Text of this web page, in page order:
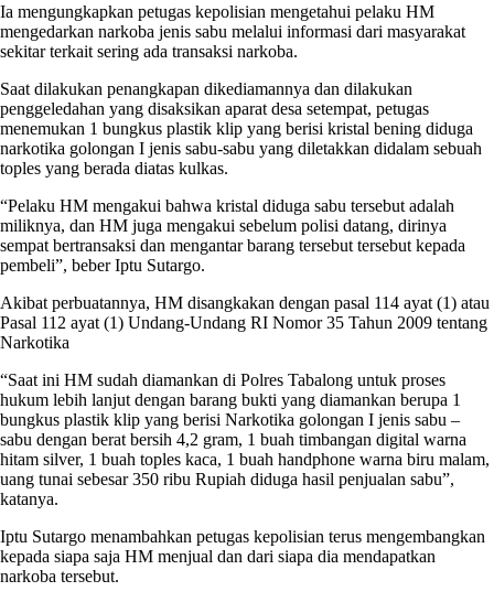
Ia mengungkapkan petugas kepolisian mengetahui pelaku HM
mengedarkan narkoba jenis sabu melalui informasi dari masyarakat
sekitar terkait sering ada transaksi narkoba.
Saat dilakukan penangkapan dikediamannya dan dilakukan
penggeledahan yang disaksikan aparat desa setempat, petugas
menemukan 1 bungkus plastik klip yang berisi kristal bening diduga
narkotika golongan I jenis sabu-sabu yang diletakkan didalam sebuah
toples yang berada diatas kulkas.
“Pelaku HM mengakui bahwa kristal diduga sabu tersebut adalah
miliknya, dan HM juga mengakui sebelum polisi datang, dirinya
sempat bertransaksi dan mengantar barang tersebut tersebut kepada
pembeli”, beber Iptu Sutargo.
Akibat perbuatannya, HM disangkakan dengan pasal 114 ayat (1) atau
Pasal 112 ayat (1) Undang-Undang RI Nomor 35 Tahun 2009 tentang
Narkotika
“Saat ini HM sudah diamankan di Polres Tabalong untuk proses
hukum lebih lanjut dengan barang bukti yang diamankan berupa 1
bungkus plastik klip yang berisi Narkotika golongan I jenis sabu –
sabu dengan berat bersih 4,2 gram, 1 buah timbangan digital warna
hitam silver, 1 buah toples kaca, 1 buah handphone warna biru malam,
uang tunai sebesar 350 ribu Rupiah diduga hasil penjualan sabu”,
katanya.
Iptu Sutargo menambahkan petugas kepolisian terus mengembangkan
kepada siapa saja HM menjual dan dari siapa dia mendapatkan
narkoba tersebut.